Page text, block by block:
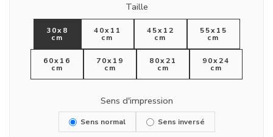
Taille
30x8
cm
40x11
cm
45x12
cm
55x15
cm
60x16
cm
70x19
cm
80x21
cm
90x24
cm
Sens d'impression
Sens normal Sens inversé